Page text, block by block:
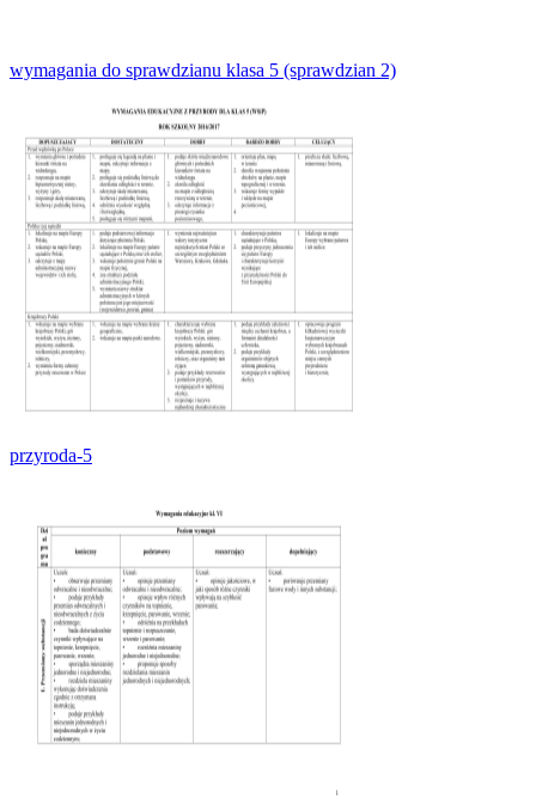
wymagania do sprawdzianu klasa 5 (sprawdzian 2)
przyroda-5